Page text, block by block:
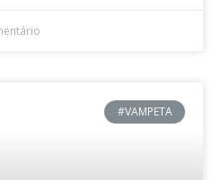
#VAMPETA